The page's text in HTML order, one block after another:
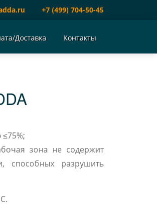
+7 (499) 704-50-45
Доставка Контакты
зона не содержит
способных разрушить